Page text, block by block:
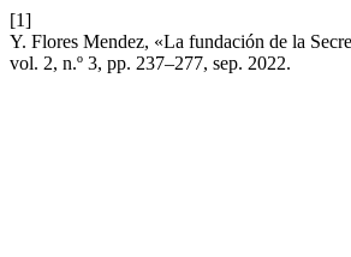
[1]
Y. Flores Mendez, «La fundación de la
vol. 2, n.º 3, pp. 237–277, sep. 2022.